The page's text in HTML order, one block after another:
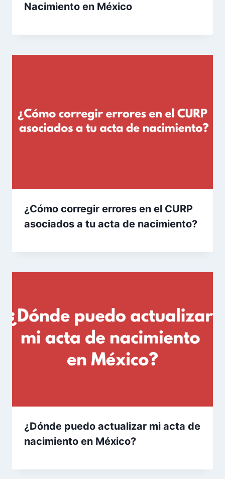
Nacimiento en México
¿Cómo corregir errores en el CURP
asociados a tu acta de nacimiento?
¿Dónde puedo actualizar mi acta de
nacimiento en México?